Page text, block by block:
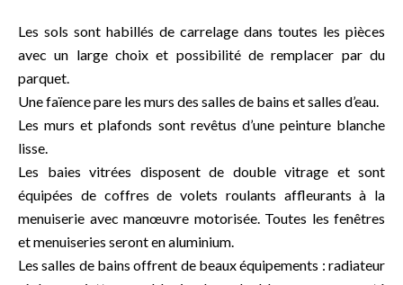
Les sols sont habillés de carrelage dans toutes les pièces
avec un large choix et possibilité de remplacer par du
parquet.
Une faïence pare les murs des salles de bains et salles d’eau.
Les murs et plafonds sont revêtus d’une peinture blanche
lisse.
Les baies vitrées disposent de double vitrage et sont
équipées de coffres de volets roulants affleurants à la
menuiserie avec manœuvre motorisée. Toutes les fenêtres
et menuiseries seront en aluminium.
Les salles de bains offrent de beaux équipements : radiateur